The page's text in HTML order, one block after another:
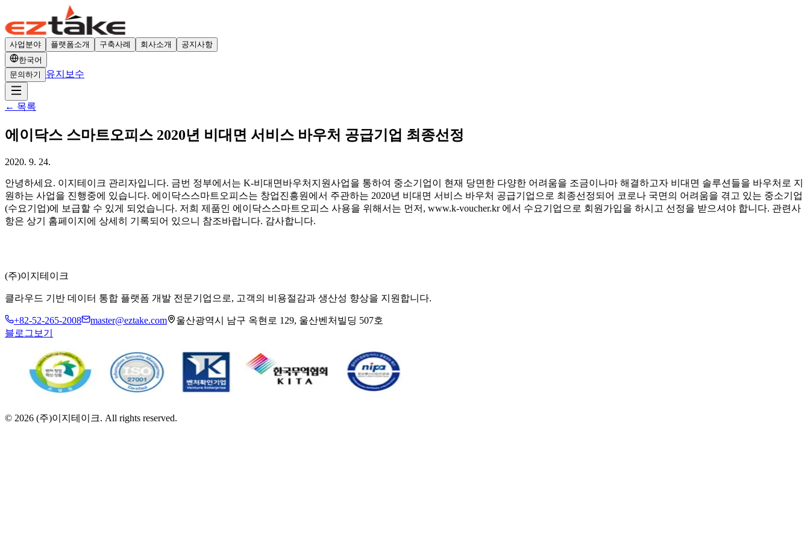
사업분야 플랫폼소개 구축사례 회사소개
공지사항
한국어
문의하기
유지보수
← 목록
에이닥스 스마트오피스 2020년 비대면 서비스 바우처 공급기업 최종선정
2020. 9. 24.
안녕하세요. 이지테이크 관리자입니다. 금번 정부에서는 K-비대면바우처지원사업을 통하여 중소기업이 현재 당면한 다양한 어려움을 조금이나마 해결하고자 비대면 솔루션들을 바우처로 지
원하는 사업을 진행중에 있습니다. 에이닥스스마트오피스는 창업진흥원에서 주관하는 2020년 비대면 서비스 바우처 공급기업으로 최종선정되어 코로나 국면의 어려움을 겪고 있는 중소기업
(수요기업)에 보급할 수 있게 되었습니다. 저희 제품인 에이닥스스마트오피스 사용을 위해서는 먼저, www.k-voucher.kr 에서 수요기업으로 회원가입을 하시고 선정을 받으셔야 합니다. 관련사
항은 상기 홈페이지에 상세히 기록되어 있으니 참조바랍니다. 감사합니다.
(주)이지테이크
클라우드 기반 데이터 통합 플랫폼 개발 전문기업으로, 고객의 비용절감과 생산성 향상을 지원합니다.
+82-52-265-2008 master@eztake.com
울산광역시 남구 옥현로 129, 울산벤처빌딩 507호
블로그보기
© 2026 (주)이지테이크. All rights reserved.